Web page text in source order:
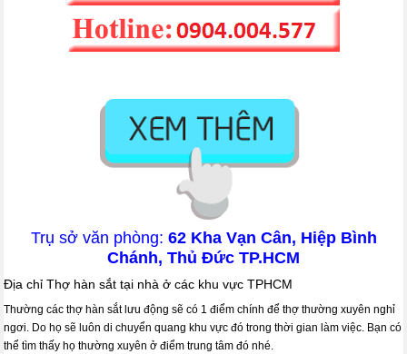
Trụ sở văn phòng: 62 Kha Vạn Cân, Hiệp Bình
Chánh, Thủ Đức TP.HCM
Địa chỉ Thợ hàn sắt tại nhà ở các khu vực TPHCM
Thường các thợ hàn sắt lưu động sẽ có 1 điểm chính để thợ thường xuyên nghỉ
ngơi. Do họ sẽ luôn di chuyển quang khu vực đó trong thời gian làm việc. Bạn có
thể tìm thấy họ thường xuyên ở điểm trung tâm đó nhé.